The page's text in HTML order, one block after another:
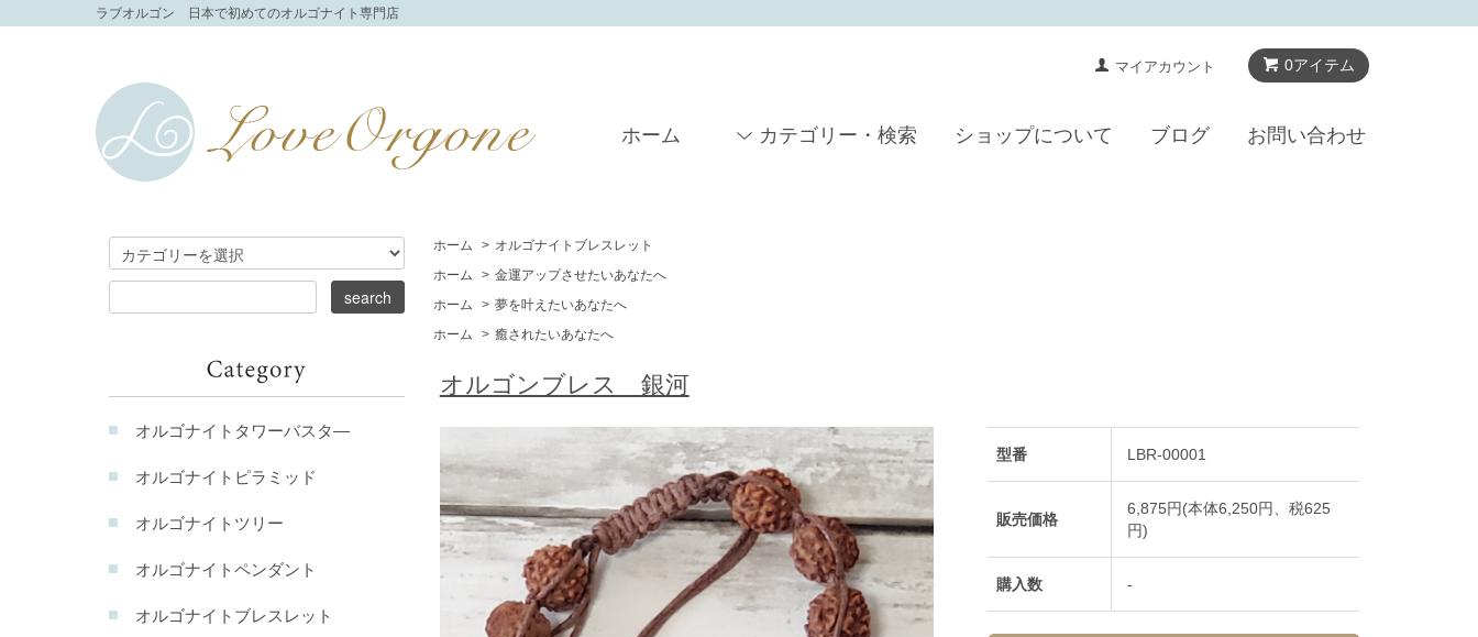
ラブオルゴン 日本で初めてのオルゴナイト専門店
0アイテム
マイアカウント
ホーム カテゴリー・検索 ショップについて ブログ お問い合わせ
ホーム > オルゴナイトブレスレット
ホーム
> 金運アップさせたいあなたへ
ホーム
> 夢を叶えたいあなたへ
ホーム
> 癒されたいあなたへ
オルゴンブレス 銀河
型番 LBR-00001
販売価格
6,875円(本体6,250円、税625
円)
購入数 -
オルゴナイトタワーバスタ―
オルゴナイトピラミッド
オルゴナイトツリー
オルゴナイトペンダント
オルゴナイトブレスレット